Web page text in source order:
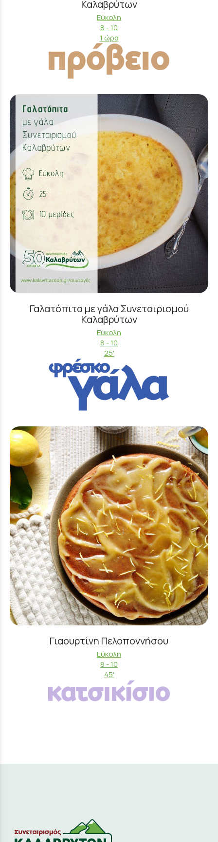
Καλαβρύτων
Εύκολη
8 - 10
1 ώρα
Γαλατόπιτα με γάλα Συνεταιρισμού
Καλαβρύτων
Εύκολη
8 - 10
25'
Γιαουρτίνη Πελοποννήσου
Εύκολη
8 - 10
45'